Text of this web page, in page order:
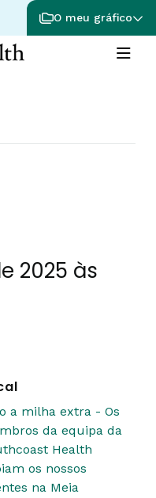
O meu gráfico
2025 às
a milha extra - Os
da equipa da
Health
os nossos
na Meia